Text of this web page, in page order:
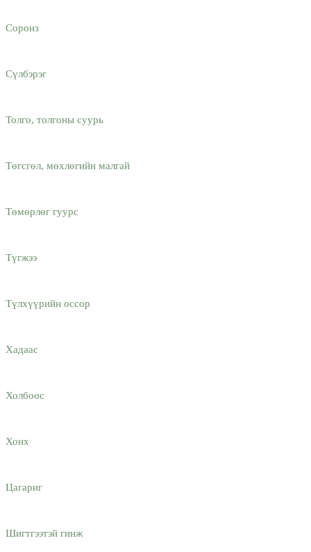
Соронз
Сүлбэрэг
Толго, толгоны суурь
Төгсгөл, мөхлөгийн малгай
Төмөрлөг гуурс
Түгжээ
Түлхүүрийн оссор
Хадаас
Холбоос
Хонх
Цагариг
Шигтгээтэй гинж